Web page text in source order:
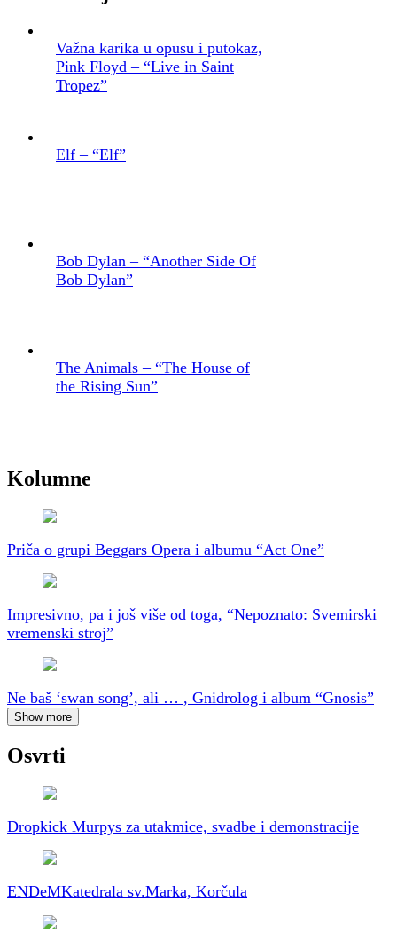
Važna karika u opusu i putokaz,
Pink Floyd – “Live in Saint
Tropez”
Elf – “Elf”
Bob Dylan – “Another Side Of
Bob Dylan”
The Animals – “The House of
the Rising Sun”
Kolumne
Priča o grupi Beggars Opera i albumu “Act One”
Impresivno, pa i još više od toga, “Nepoznato: Svemirski
vremenski stroj”
Ne baš ‘swan song’, ali … , Gnidrolog i album “Gnosis”
Show more
Osvrti
Dropkick Murpys za utakmice, svadbe i demonstracije
ENDeMKatedrala sv.Marka, Korčula